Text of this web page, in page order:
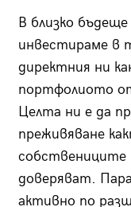
В близко
инвестираме в
директния ни
портфолиото
Целта ни е да
преживяване
собствениците
доверяват.
активно по